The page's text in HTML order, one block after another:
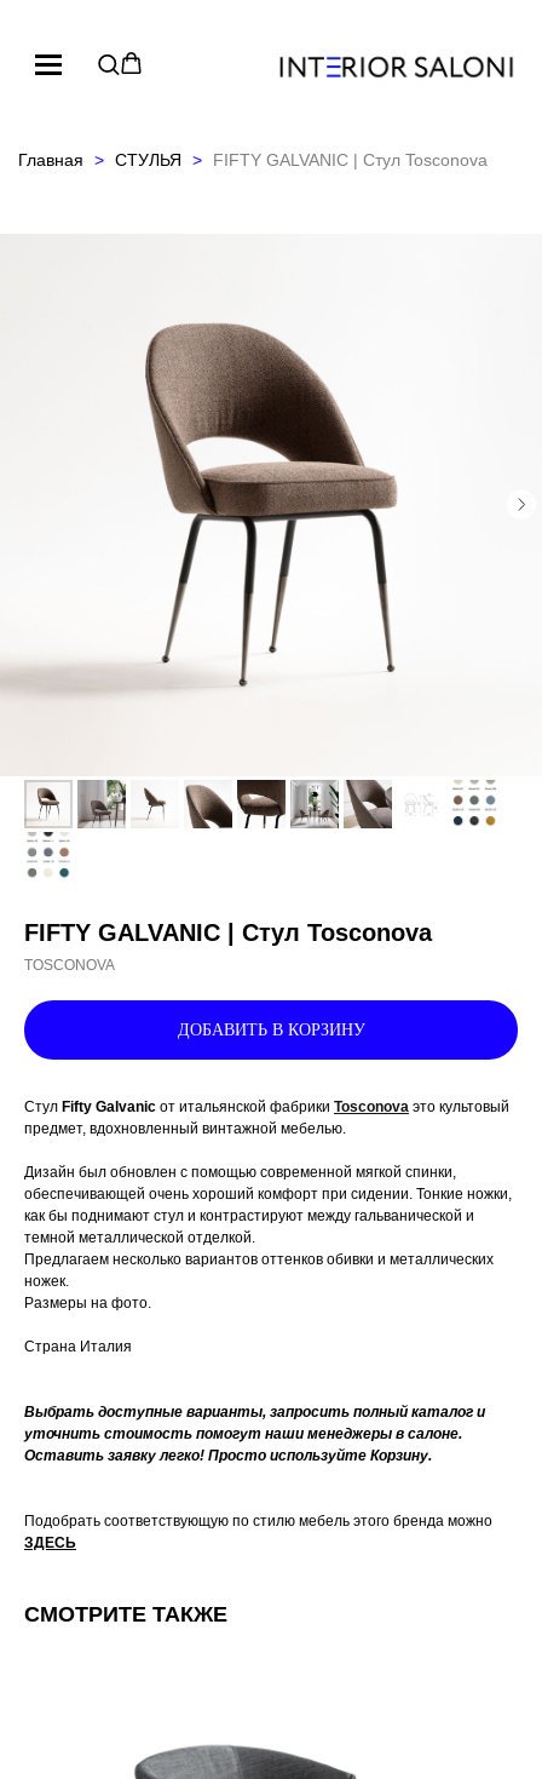
Главная СТУЛЬЯ FIFTY GALVANIC | Стул Tosconova
FIFTY GALVANIC | Стул Tosconova
TOSCONOVA
ДОБАВИТЬ В КОРЗИНУ
Стул Fifty Galvanic от итальянской фабрики Tosconova это культовый
предмет, вдохновленный винтажной мебелью.
Дизайн был обновлен с помощью современной мягкой спинки,
обеспечивающей очень хороший комфорт при сидении. Тонкие ножки,
как бы поднимают стул и контрастируют между гальванической и
темной металлической отделкой.
Предлагаем несколько вариантов оттенков обивки и металлических
ножек.
Размеры на фото.
Страна Италия
Выбрать доступные варианты, запросить полный каталог и
уточнить стоимость помогут наши менеджеры в салоне.
Оставить заявку легко! Просто используйте Корзину.
Подобрать соответствующую по стилю мебель этого бренда можно
ЗДЕСЬ
СМОТРИТЕ ТАКЖЕ